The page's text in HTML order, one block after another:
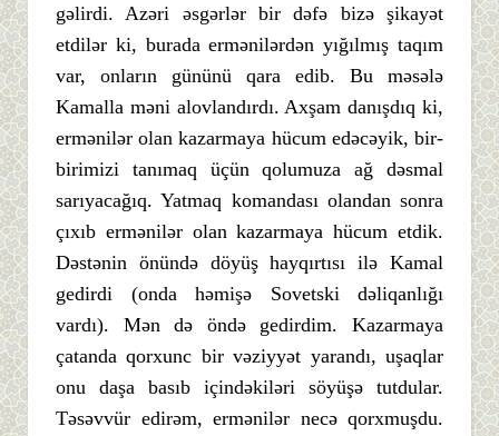
gəlirdi. Azəri əsgərlər bir dəfə bizə şikayət
etdilər ki, burada ermənilərdən yığılmış taqım
var, onların gününü qara edib. Bu məsələ
Kamalla məni alovlandırdı. Axşam danışdıq ki,
ermənilər olan kazarmaya hücum edəcəyik, bir-
birimizi tanımaq üçün qolumuza ağ dəsmal
sarıyacağıq. Yatmaq komandası olandan sonra
çıxıb ermənilər olan kazarmaya hücum etdik.
Dəstənin önündə döyüş hayqırtısı ilə Kamal
gedirdi (onda həmişə Sovetski dəliqanlığı
vardı). Mən də öndə gedirdim. Kazarmaya
çatanda qorxunc bir vəziyyət yarandı, uşaqlar
onu daşa basıb içindəkiləri söyüşə tutdular.
Təsəvvür edirəm, ermənilər necə qorxmuşdu.